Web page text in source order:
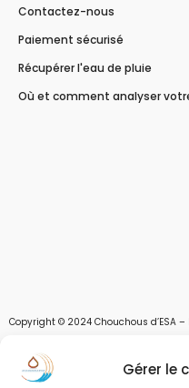
Gérer le
Contactez-nous
Paiement sécurisé
Récupérer l'eau de pluie
Où et comment analyser
Copyright © 2024 Chouchous d’ESA
Les chouchous d’Esa vous
pluie, et des moyens pour stocker,